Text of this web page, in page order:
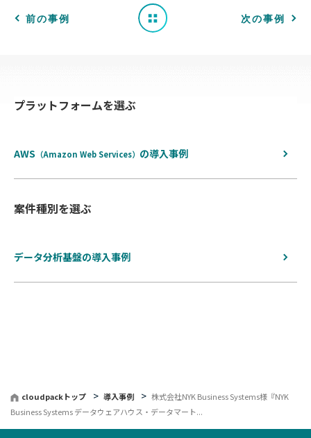
前の事例 一 次の事例
プラットフォームを選ぶ
AWS （Amazon Web Services） の導入事例
案件種別を選ぶ
データ分析基盤の導入事例
cloudpackトップ 導入事例
株式会社NYK Business Systems様『NYK
Business Systems データウェアハウス・データマート...